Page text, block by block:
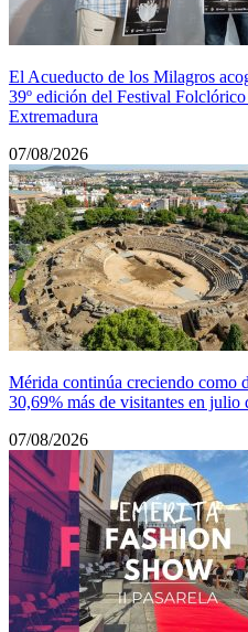
El Acueducto de los Milagros
39º edición del Festival
Extremadura
07/08/2026
Mérida continúa creciendo como
30,69% más de visitantes en julio
07/08/2026